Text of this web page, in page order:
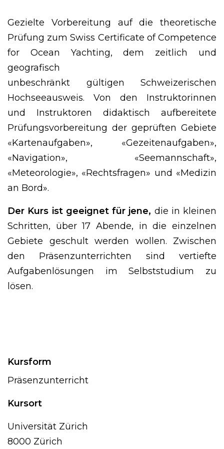
Gezielte Vorbereitung auf die theoretische
Prüfung zum Swiss Certificate of Competence
for Ocean Yachting, dem zeitlich und
geografisch
unbeschränkt gültigen Schweizerischen
Hochseeausweis. Von den Instruktorinnen
und Instruktoren didaktisch aufbereitete
Prüfungsvorbereitung der geprüften Gebiete
«Kartenaufgaben», «Gezeitenaufgaben»,
«Navigation», «Seemannschaft»,
«Meteorologie», «Rechtsfragen» und «Medizin
an Bord».
Der Kurs ist geeignet für jene, die in kleinen
Schritten, über 17 Abende, in die einzelnen
Gebiete geschult werden wollen. Zwischen
den Präsenzunterrichten sind vertiefte
Aufgabenlösungen im Selbststudium zu
lösen.
Kursform
Präsenzunterricht
Kursort
Universität Zürich
8000 Zürich